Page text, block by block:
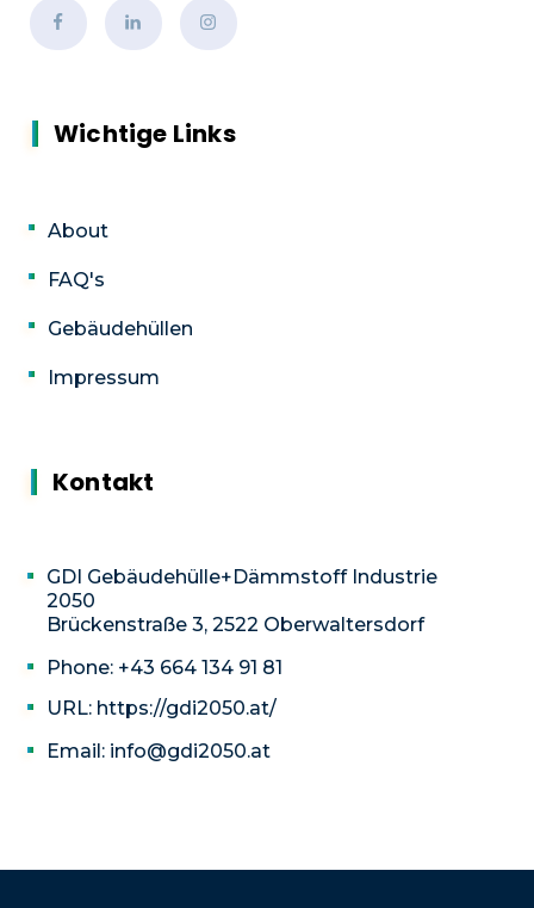
Wichtige Links
About
FAQ's
Gebäudehüllen
Impressum
Kontakt
GDI Gebäudehülle+Dämmstoff Industrie
2050
Brückenstraße 3, 2522 Oberwaltersdorf
Phone: +43 664 134 91 81
URL: https://gdi2050.at/
Email: info@gdi2050.at